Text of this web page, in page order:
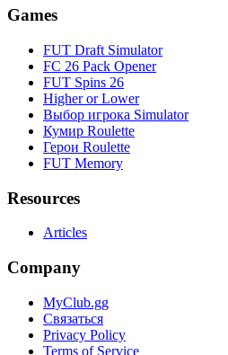
Games
FUT Draft Simulator
FC 26 Pack Opener
FUT Spins 26
Higher or Lower
Выбор игрока Simulator
Кумир Roulette
Герои Roulette
FUT Memory
Resources
Articles
Company
MyClub.gg
Связаться
Privacy Policy
Terms of Service